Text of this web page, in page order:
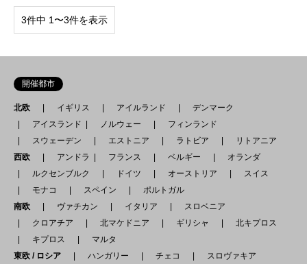
3件中 1〜3件を表示
開催都市
北欧 イギリス アイルランド
デンマーク
アイスランド
ノルウェー
フィンランド
スウェーデン
エストニア ラトビア
リトアニア
西欧
アンドラ フランス ベルギー
オランダ
ルクセンブルク
ドイツ オーストリア
スイス
モナコ
スペイン
ポルトガル
南欧
ヴァチカン イタリア
スロベニア
クロアチア
北マケドニア ギリシャ
北キプロス
キプロス
マルタ
東欧 / ロシア
ハンガリー チェコ
スロヴァキア